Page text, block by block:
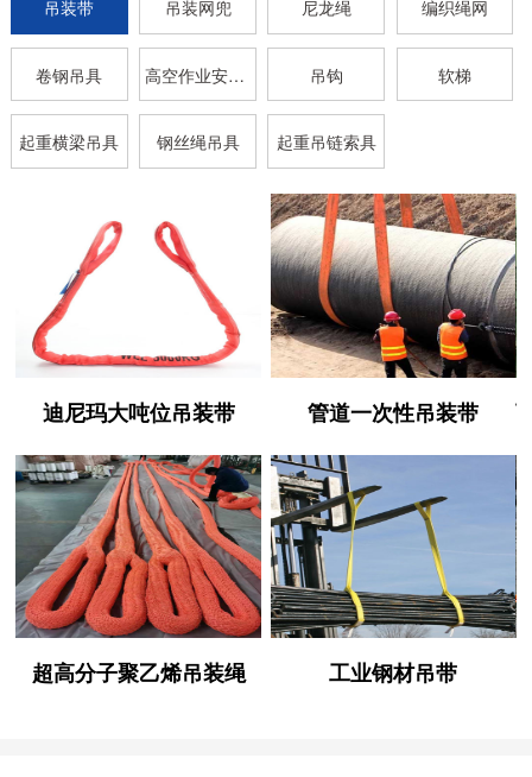
吊装带 吊装网兜 尼龙绳 编织绳网
卷钢吊具 高空作业安全带 吊钩 软梯
起重横梁吊具 钢丝绳吊具 起重吊链索具
迪尼玛大吨位吊装带 管道一次性吊装带
超高分子聚乙烯吊装绳 工业钢材吊带